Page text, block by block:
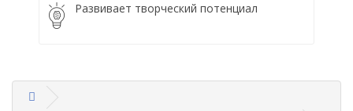
Развивает творческий потенциал